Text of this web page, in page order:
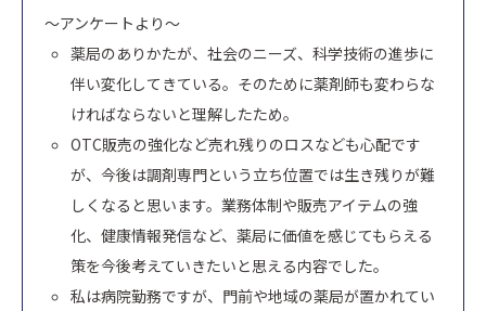
～アンケートより～
薬局のありかたが、社会のニーズ、科学技術の進歩に
伴い変化してきている。そのために薬剤師も変わらな
ければならないと理解したため。
OTC販売の強化など売れ残りのロスなども心配です
が、今後は調剤専門という立ち位置では生き残りが難
しくなると思います。業務体制や販売アイテムの強
化、健康情報発信など、薬局に価値を感じてもらえる
策を今後考えていきたいと思える内容でした。
私は病院勤務ですが、門前や地域の薬局が置かれてい